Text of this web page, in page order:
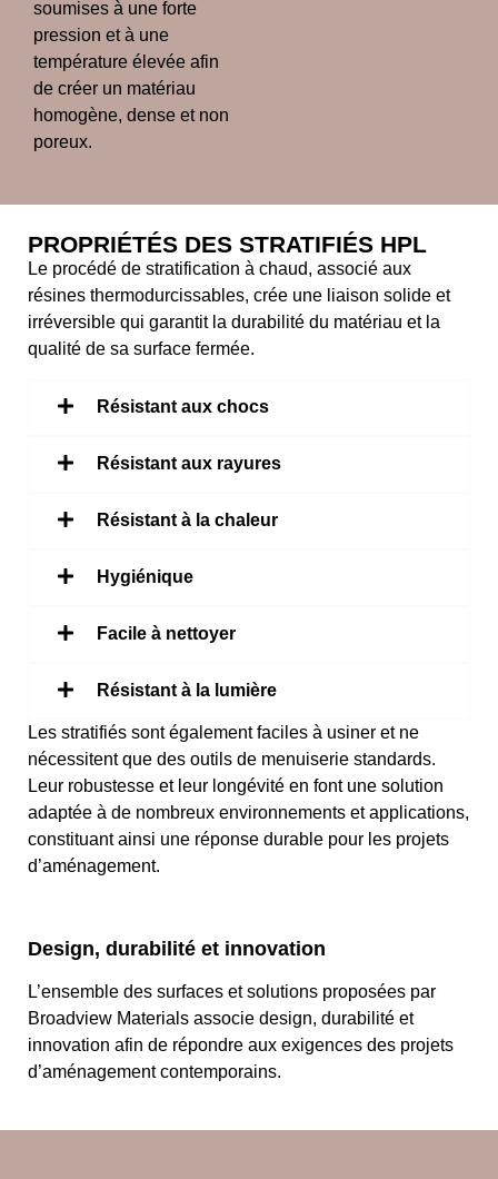
soumises à une forte
pression et à une
température élevée afin
de créer un matériau
homogène, dense et non
poreux.
PROPRIÉTÉS DES STRATIFIÉS HPL
Le procédé de stratification à chaud, associé aux
résines thermodurcissables, crée une liaison solide et
irréversible qui garantit la durabilité du matériau et la
qualité de sa surface fermée.
Résistant aux chocs
Résistant aux rayures
Résistant à la chaleur
Hygiénique
Facile à nettoyer
Résistant à la lumière
Les stratifiés sont également faciles à usiner et ne
nécessitent que des outils de menuiserie standards.
Leur robustesse et leur longévité en font une solution
adaptée à de nombreux environnements et applications,
constituant ainsi une réponse durable pour les projets
d’aménagement.
Design, durabilité et innovation
L’ensemble des surfaces et solutions proposées par
Broadview Materials associe design, durabilité et
innovation afin de répondre aux exigences des projets
d’aménagement contemporains.